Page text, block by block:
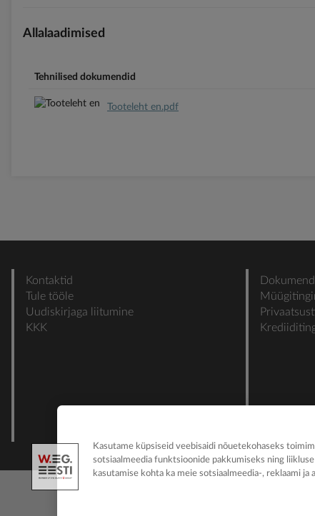
Allalaadimised
Tehnilised dokumendid
Tooteleht en.pdf
Kontaktid
Tule tööle
Uudiskirjaga liitumine
KKK
Kasutame küpsiseid veebisaidi nõuetekohaseks
sotsiaalmeedia funktsioonide pakkumiseks ning
kasutamise kohta ka meie sotsiaalmeedia-, reklaami ja